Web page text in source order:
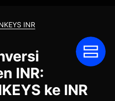
INR
INR:
ke INR